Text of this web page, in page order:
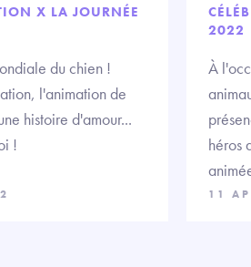
X LA JOURNÉE
du chien !
l'animation de
histoire d'amour...
!
2022
À
héros
11